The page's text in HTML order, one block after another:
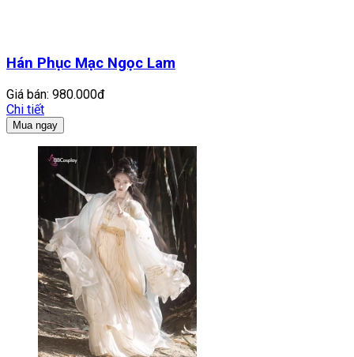
Hán Phục Mạc Ngọc Lam
Giá bán: 980.000đ
Chi tiết
Mua ngay